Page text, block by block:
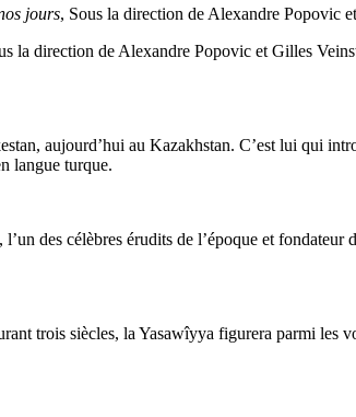
jours, Sous la direction de Alexandre Popovic
la direction de Alexandre Popovic et Gilles
aujourd’hui au Kazakhstan. C’est lui qui
langue turque.
l’un des célèbres érudits de l’époque et fondateur
trois siècles, la Yasawîyya figurera parmi les